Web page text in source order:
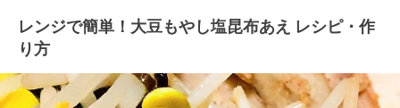
レンジで簡単！大豆もやし塩昆布あえ レシピ・作
り方